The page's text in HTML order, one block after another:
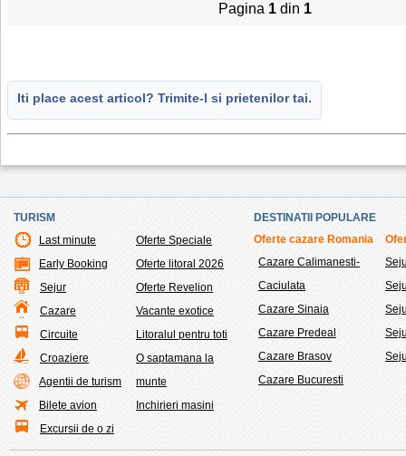
Pagina 1 din 1
Iti place acest articol? Trimite-l si prietenilor tai.
TURISM
Last minute
Early Booking
Sejur
Cazare
Circuite
Croaziere
Agentii de turism
Bilete avion
Excursii de o zi
Oferte Speciale
Oferte litoral 2026
Oferte Revelion
Vacante exotice
Litoralul pentru toti
O saptamana la
munte
Inchirieri masini
DESTINATII POPULARE
Oferte cazare Romania
Cazare Calimanesti-
Caciulata
Cazare Sinaia
Cazare Predeal
Cazare Brasov
Cazare Bucuresti